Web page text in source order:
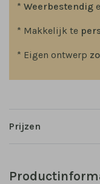
* Weerbestendig
* Makkelijk te
* Eigen ontwerp
Prijzen